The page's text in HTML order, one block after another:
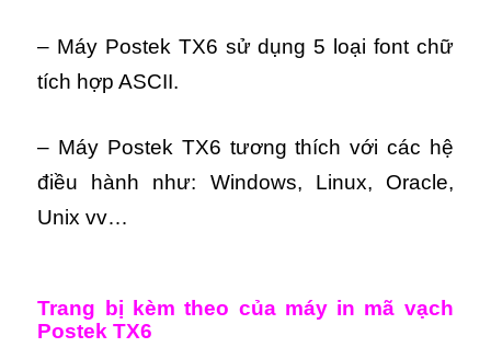
– Máy Postek TX6 sử dụng 5 loại font chữ
tích hợp ASCII.
– Máy Postek TX6 tương thích với các hệ
điều hành như: Windows, Linux, Oracle,
Unix vv…
Trang bị kèm theo của máy in mã vạch
Postek TX6